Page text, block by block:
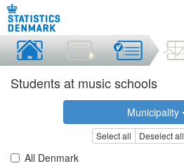
Students at music schools
Municipality
Select all Deselect all
All Denmark